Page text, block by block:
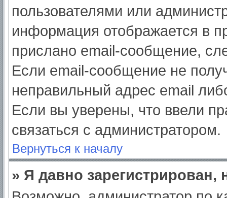
пользователями или
информация отображается в
прислано email-сообщение,
Если email-сообщение не
неправильный адрес email
Если вы уверены, что ввели
связаться с администратором.
Вернуться к началу
» Я давно